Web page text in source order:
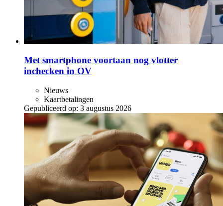
Met smartphone voortaan nog vlotter
inchecken in OV
Nieuws
Kaartbetalingen
Gepubliceerd op: 3 augustus 2026